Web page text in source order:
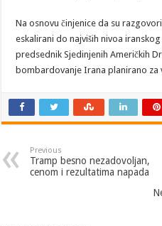
Na osnovu činjenice da su
eskalirani do najviših nivoa
predsednik Sjedinjenih Američkih
bombardovanje Irana planirano za
Previous
Tramp besno nezadovoljan,
cenom i rezultatima napada